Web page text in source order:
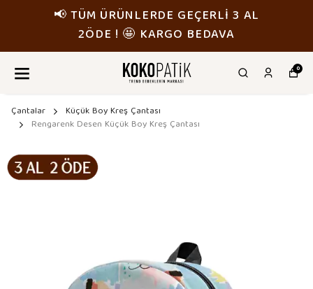
📢 TÜM ÜRÜNLERDE GEÇERLİ 3 AL
2ÖDE ! 🤩 KARGO BEDAVA
0
Çantalar
Küçük Boy Kreş Çantası
Rengarenk Desen Küçük Boy Kreş Çantası